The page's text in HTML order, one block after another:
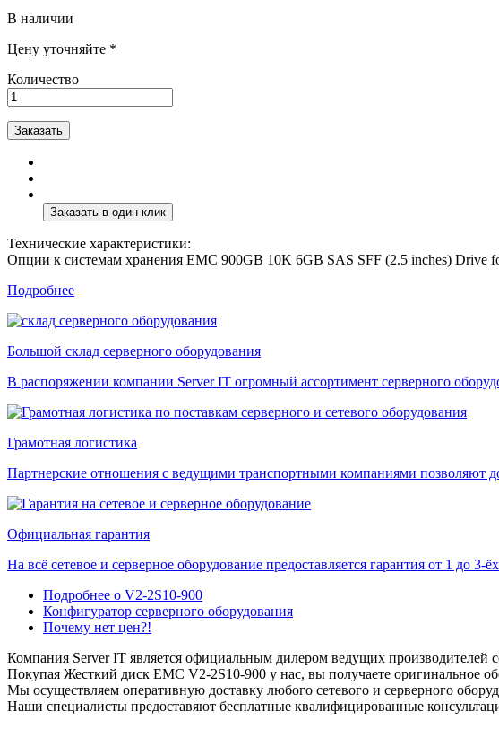
В наличии
Цену уточняйте *
Количество
Заказать
Технические характеристики:
Опции к системам хранения EMC 900GB 10K 6GB SAS SFF (2.5 inches) Drive
Подробнее
Большой склад серверного оборудования
В распоряжении компании Server IT огромный ассортимент серверного
Грамотная логистика
Партнерские отношения с ведущими транспортными компаниями позволяют
Официальная гарантия
На всё сетевое и серверное оборудование предоставляется гарантия от 1 до
Подробнее о V2-2S10-900
Конфигуратор серверного оборудования
Почему нет цен?!
Компания Server IT является официальным дилером ведущих производителей
Покупая Жесткий диск EMC V2-2S10-900 у нас, вы получаете оригинальное
Мы осуществляем оперативную доставку любого сетевого и серверного
Наши специалисты предоставяют бесплатные квалифицированные